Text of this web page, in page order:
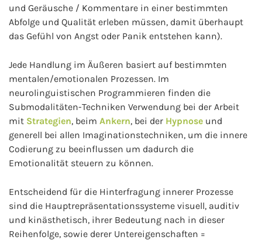
und Geräusche / Kommentare in einer bestimmten
Abfolge und Qualität erleben müssen, damit überhaupt
das Gefühl von Angst oder Panik entstehen kann).
Jede Handlung im Äußeren basiert auf bestimmten
mentalen/emotionalen Prozessen. Im
neurolinguistischen Programmieren finden die
Submodalitäten-Techniken Verwendung bei der Arbeit
mit Strategien, beim Ankern, bei der Hypnose und
generell bei allen Imaginationstechniken, um die innere
Codierung zu beeinflussen um dadurch die
Emotionalität steuern zu können.
Entscheidend für die Hinterfragung innerer Prozesse
sind die Hauptrepräsentationssysteme visuell, auditiv
und kinästhetisch, ihrer Bedeutung nach in dieser
Reihenfolge, sowie derer Untereigenschaften =